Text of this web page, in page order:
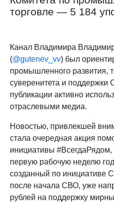
торговле — 5 184
Канал Владимира
(@gutenev_vv) был
промышленного развития,
суверенитета и поддержки
публикации активно
отраслевыми медиа.
Новостью, привлекшей
стала очередная акция
инициативы #ВсегдаРядом,
первую рабочую неделю
созданный по инициативе
после начала СВО, уже
рублей на поддержку